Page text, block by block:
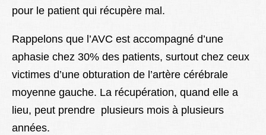
pour le patient qui récupère mal.
Rappelons que l’AVC est accompagné d’une
aphasie chez 30% des patients, surtout chez ceux
victimes d’une obturation de l’artère cérébrale
moyenne gauche. La récupération, quand elle a
lieu, peut prendre plusieurs mois à plusieurs
années.